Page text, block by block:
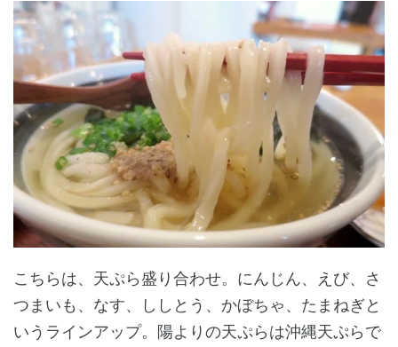
こちらは、天ぷら盛り合わせ。にんじん、えび、さ
つまいも、なす、ししとう、かぼちゃ、たまねぎと
いうラインアップ。陽よりの天ぷらは沖縄天ぷらで